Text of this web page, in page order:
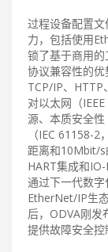
过程设备配置
力，包括使用
锁了基于商用
协议兼容性的
TCP/IP、
对以太网（
源、本质安全
（IEC 61158-
距离和10Mbit/s
HART集成和
通过下一代数
EtherNet/IP生
后，ODVA刚发
提供故障安全控